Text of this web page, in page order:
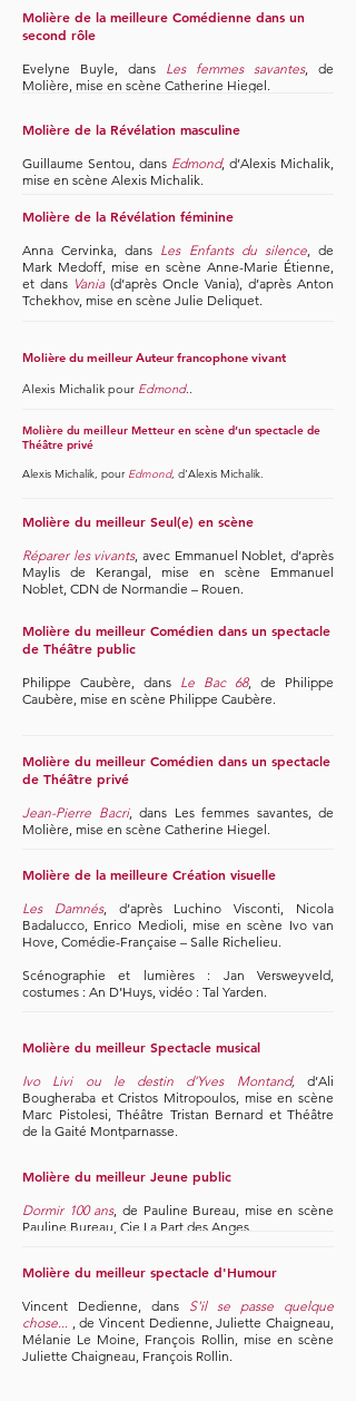
​Molière de la meilleure Comédienne dans un
second rôle
Evelyne Buyle, dans Les femmes savantes, de
Molière, mise en scène Catherine Hiegel.
Molière de la Révélation masculine
Guillaume Sentou, dans Edmond, d’Alexis Michalik,
mise en scène Alexis Michalik.
Molière de la Révélation féminine
Anna Cervinka, dans Les Enfants du silence, de
Mark Medoff, mise en scène Anne-Marie Étienne,
et dans Vania(d’après Oncle Vania), d’après Anton
Tchekhov, mise en scène Julie Deliquet.
​Molière du meilleur Auteur francophone vivant
Alexis Michalik pour Edmond..
​Molière du meilleur Metteur en scène d’un spectacle de
Théâtre privé
Alexis Michalik, pour Edmond, d'Alexis Michalik.
Molière du meilleur Seul(e) en scène
Réparer les vivants, avec Emmanuel Noblet, d’après
Maylis de Kerangal, mise en scène Emmanuel
Noblet, CDN de Normandie – Rouen.
Molière du meilleur Comédien dans un spectacle
de Théâtre public
Philippe Caubère, dans Le Bac 68, de Philippe
Caubère, mise en scène Philippe Caubère.
Molière du meilleur Comédien dans un spectacle
de Théâtre privé
Jean-Pierre Bacri, dans Les femmes savantes, de
Molière, mise en scène Catherine Hiegel.
Molière de la meilleure Création visuelle
Les Damnés, d’après Luchino Visconti, Nicola
Badalucco, Enrico Medioli, mise en scène Ivo van
Hove, Comédie-Française – Salle Richelieu.
Scénographie et lumières : Jan Versweyveld,
costumes : An D’Huys, vidéo : Tal Yarden.
Molière du meilleur Spectacle musical
Ivo Livi ou le destin d’Yves Montand,d’Ali
Bougheraba et Cristos Mitropoulos, mise en scène
Marc Pistolesi, Théâtre Tristan Bernard et Théâtre
de la Gaité Montparnasse.
Molière du meilleur Jeune public
Dormir 100 ans, de Pauline Bureau, mise en scène
Pauline Bureau, Cie La Part des Anges.
Molière du meilleur spectacle d'Humour
Vincent Dedienne, dans S'il se passe quelque
chose... , de Vincent Dedienne, Juliette Chaigneau,
Mélanie Le Moine, François Rollin, mise en scène
Juliette Chaigneau, François Rollin.